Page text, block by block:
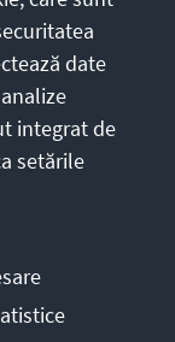
date
integrat de
setările